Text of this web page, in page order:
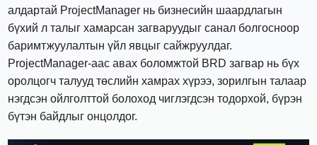
алдартай ProjectManager нь бизнесийн шаардлагын
бүхий л талыг хамарсан загваруудыг санал болгосноор
баримтжуулалтын үйл явцыг сайжруулдаг.
ProjectManager-аас авах боломжтой BRD загвар нь бүх
оролцогч талууд төслийн хамрах хүрээ, зорилгын талаар
нэгдсэн ойлголттой болоход чиглэгдсэн тодорхой, бүрэн
бүтэн байдлыг онцолдог.